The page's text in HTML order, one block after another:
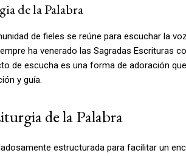
de la Palabra
de fieles se reúne para escuchar la
ha venerado las Sagradas Escrituras
de escucha es una forma de adoración
y guía.
de la Palabra
estructurada para facilitar un